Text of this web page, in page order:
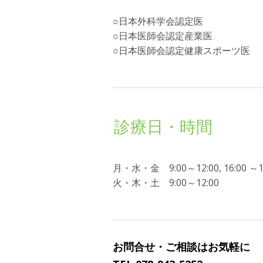
○日本外科学会認定医
○日本医師会認定産業医
○日本医師会認定健康スポーツ医
診療日・時間
月・水・金 9:00～12:00, 16:00 ～
火・木・土 9:00～12:00
お問合せ・ご相談はお気軽に